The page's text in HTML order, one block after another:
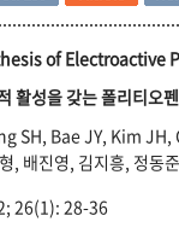
of Electroactive
활성을 갖는 폴리티오
SH, Bae JY, Kim
, 배진영, 김지흥, 정동준
26(1): 28-36